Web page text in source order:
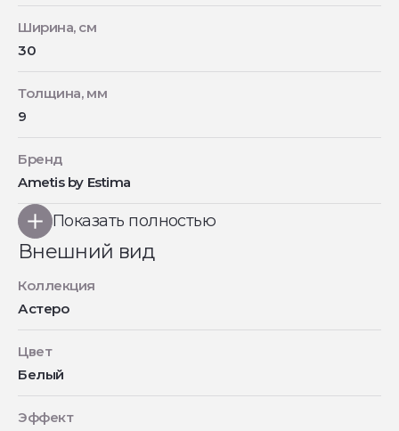
Ширина, см
30
Толщина, мм
9
Бренд
Ametis by Estima
Показать полностью
Внешний вид
Коллекция
Астеро
Цвет
Белый
Эффект